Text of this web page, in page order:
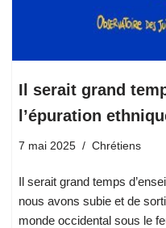
Il serait grand
l’épuration
7 mai 2025 Chrétiens
Il serait grand temps
nous avons subie et de
monde occidental sous le